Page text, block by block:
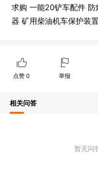
求购 一能20铲车配件
器 矿用柴油机车保护装
点赞0 举报
相关问答
暂无问